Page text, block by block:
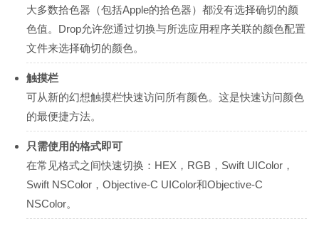
大多数拾色器（包括Apple的拾色器）都没有选择确切的颜
色值。Drop允许您通过切换与所选应用程序关联的颜色配置
文件来选择确切的颜色。
触摸栏
可从新的幻想触摸栏快速访问所有颜色。这是快速访问颜色
的最便捷方法。
只需使用的格式即可
在常见格式之间快速切换：HEX，RGB，Swift UIColor，
Swift NSColor，Objective-C UIColor和Objective-C
NSColor。